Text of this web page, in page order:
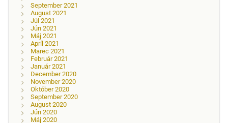
September 2021
August 2021
Júl 2021
Jún 2021
Máj 2021
Apríl 2021
Marec 2021
Február 2021
Január 2021
December 2020
November 2020
Október 2020
September 2020
August 2020
Jún 2020
Máj 2020